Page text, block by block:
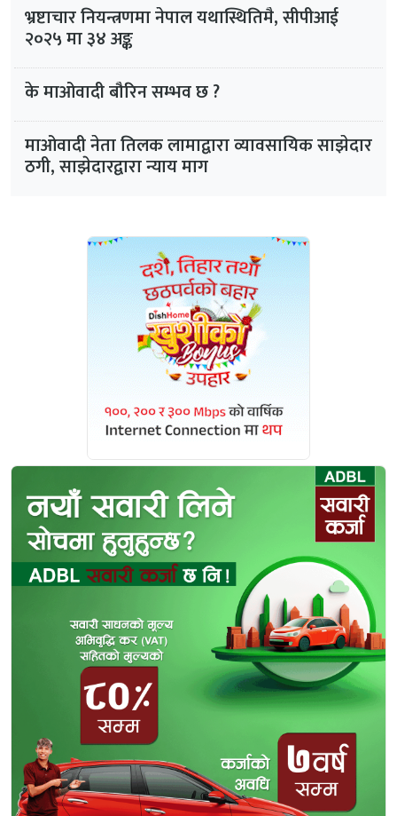
भ्रष्टाचार नियन्त्रणमा नेपाल यथास्थितिमै, सीपीआई
२०२५ मा ३४ अङ्क
के माओवादी बौरिन सम्भव छ ?
माओवादी नेता तिलक लामाद्वारा व्यावसायिक साझेदार
ठगी, साझेदारद्वारा न्याय माग